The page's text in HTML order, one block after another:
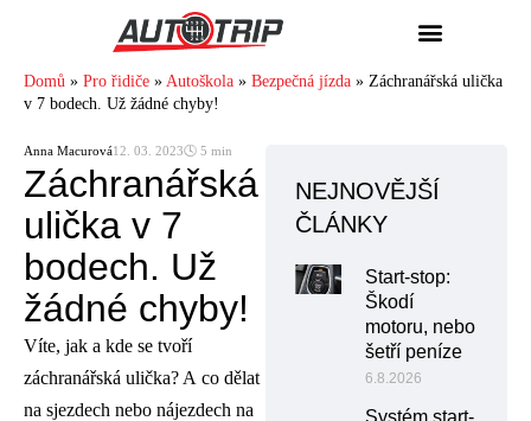
Domů » Pro řidiče » Autoškola » Bezpečná jízda » Záchranářská ulička
v 7 bodech. Už žádné chyby!
Anna Macurová12. 03. 2023🕓 5 min
Záchranářská
ulička v 7
bodech. Už
žádné chyby!
Víte, jak a kde se tvoří
záchranářská ulička? A co dělat
na sjezdech nebo nájezdech na
NEJNOVĚJŠÍ
ČLÁNKY
Start-stop:
Škodí
motoru, nebo
šetří peníze
6.8.2026
Systém start-